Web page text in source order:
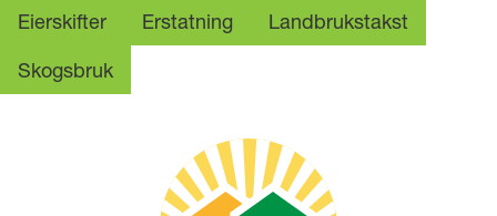
Eierskifter Erstatning
Landbrukstakst
Skogsbruk